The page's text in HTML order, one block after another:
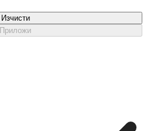
Изчисти
Приложи